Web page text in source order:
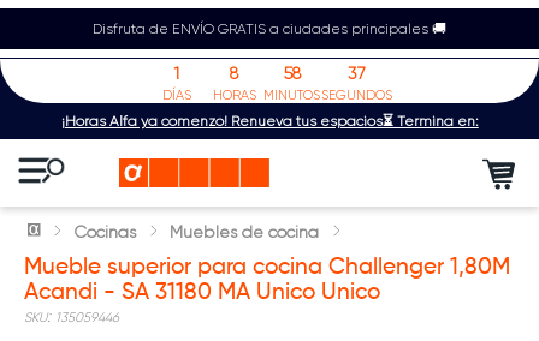
Disfruta de ENVÍO GRATIS a ciudades principales 🚚
¡Horas Alfa ya comenzó! Renueva tus espacios⏳ Termina en:
1
DÍAS
8
HORAS
58
MINUTOS
37
SEGUNDOS
Cocinas Muebles de cocina
Mueble superior para cocina Challenger 1,80M
Acandi - SA 31180 MA Unico Unico
: 135059446